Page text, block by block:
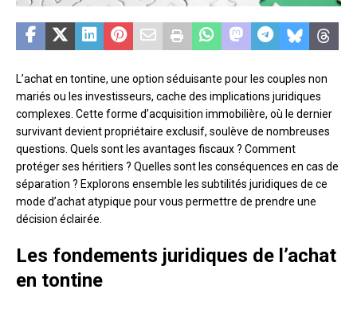
L’achat en tontine, une option séduisante pour les couples non
mariés ou les investisseurs, cache des implications juridiques
complexes. Cette forme d’acquisition immobilière, où le dernier
survivant devient propriétaire exclusif, soulève de nombreuses
questions. Quels sont les avantages fiscaux ? Comment
protéger ses héritiers ? Quelles sont les conséquences en cas de
séparation ? Explorons ensemble les subtilités juridiques de ce
mode d’achat atypique pour vous permettre de prendre une
décision éclairée.
Les fondements juridiques de l’achat
en tontine